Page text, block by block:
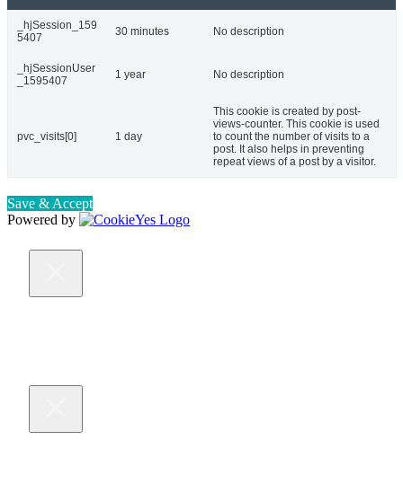
_hjSession_159
5407
30 minutes No description
_hjSessionUser
_1595407
1 year No description
pvc_visits[0] 1 day
This cookie is created by post-
views-counter. This cookie is used
to count the number of visits to a
post. It also helps in preventing
repeat views of a post by a visitor.
Save & Accept
Powered by